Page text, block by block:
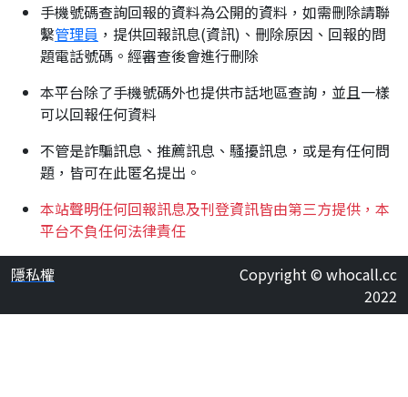
手機號碼查詢回報的資料為公開的資料，如需刪除請聯
繫管理員 ，提供回報訊息(資訊)、刪除原因、回報的問
題電話號碼。經審查後會進行刪除
本平台除了手機號碼外也提供市話地區查詢，並且一樣
可以回報任何資料
不管是詐騙訊息、推薦訊息、騷擾訊息，或是有任何問
題，皆可在此匿名提出。
本站聲明任何回報訊息及刊登資訊皆由第三方提供，本
平台不負任何法律責任
隱私權
Copyright © whocall.cc
2022